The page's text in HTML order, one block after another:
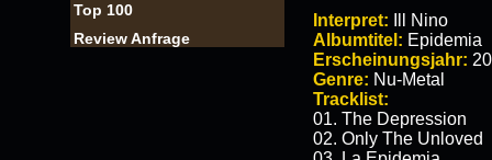
Top 100
Review Anfrage
Interpret: Ill Nino
Albumtitel: Epidemia
Erscheinungsjahr:
Genre: Nu-Metal
Tracklist:
01. The Depression
02. Only The Unloved